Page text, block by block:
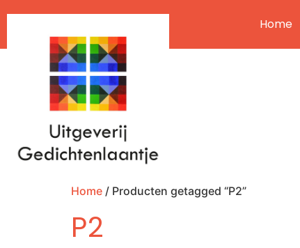
Home
Home / Producten getagged “P2”
P2